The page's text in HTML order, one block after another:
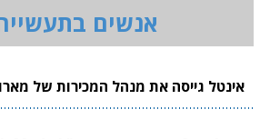
אנשים
אינטל גייסה את מנהל המכירות של